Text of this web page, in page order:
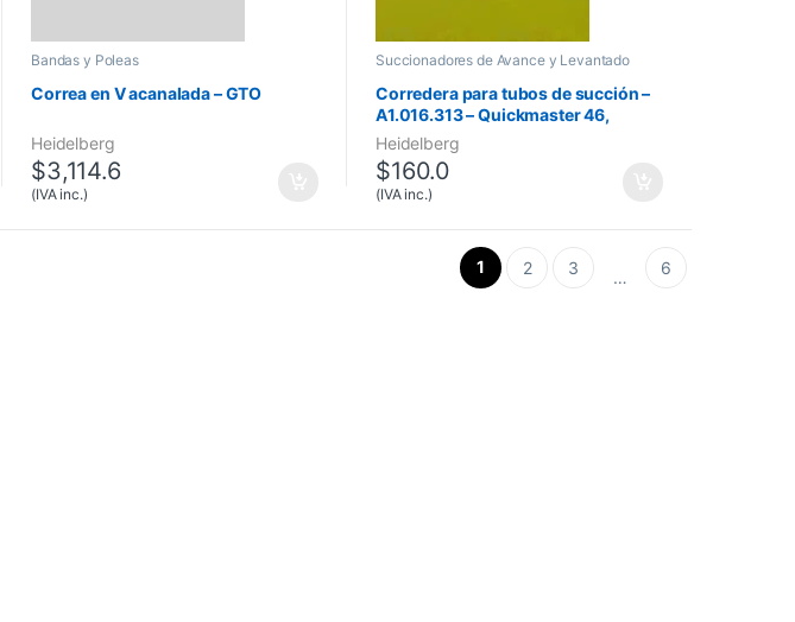
Bandas y Poleas
Correa en V acanalada – GTO
Heidelberg
$3,114.6
(IVA inc.)
Succionadores de Avance y Levantado
Corredera para tubos de succión –
A1.016.313 – Quickmaster 46,
Quickmaster DI
Heidelberg
$160.0
(IVA inc.)
1 2 3 … 6